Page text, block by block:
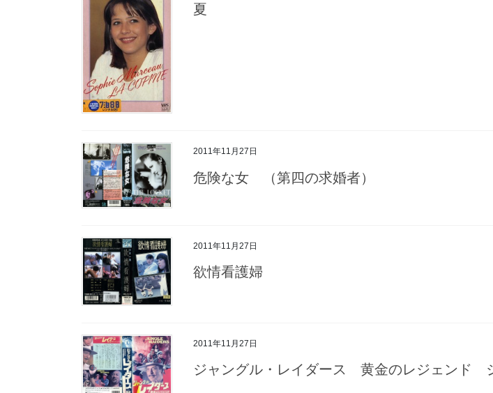
夏
2011年11月27日
危険な女 （第四の求婚者）
2011年11月27日
欲情看護婦
2011年11月27日
ジャングル・レイダース 黄金のレジェンド